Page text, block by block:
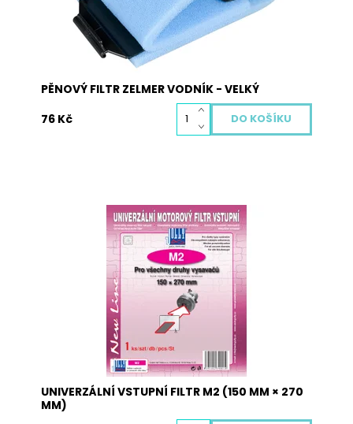
PĚNOVÝ FILTR ZELMER VODNÍK - VELKÝ
76 Kč
Univerzální vstupní filtr k vašemu vysavači.
Rozměry filtru: 150 x 270 mm
Skladem
970001
UNIVERZÁLNÍ VSTUPNÍ FILTR M2 (150 MM × 270
MM)